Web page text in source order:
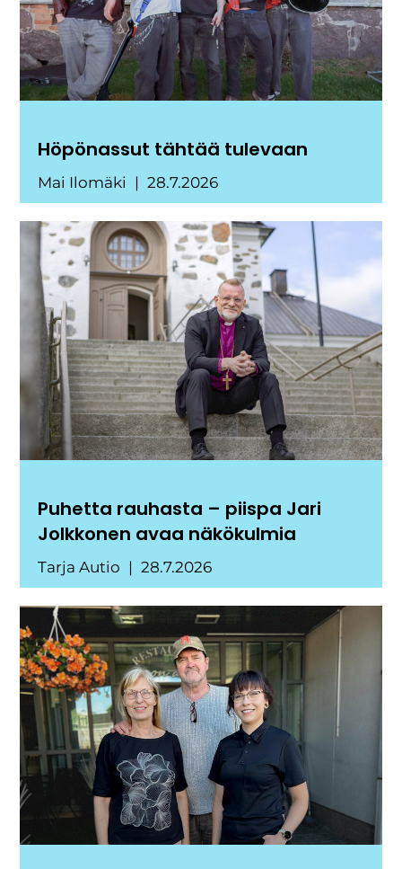
Höpönassut tähtää tulevaan
Mai Ilomäki 28.7.2026
Puhetta rauhasta – piispa Jari
Jolkkonen avaa näkökulmia
Tarja Autio 28.7.2026